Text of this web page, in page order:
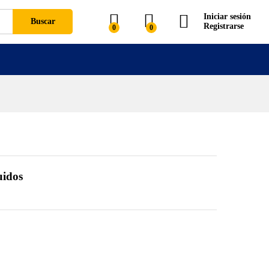
Buscar
0 0
Iniciar sesión
Registrarse